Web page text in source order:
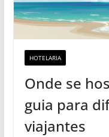
HOTELARIA
Onde se
guia para
viajantes